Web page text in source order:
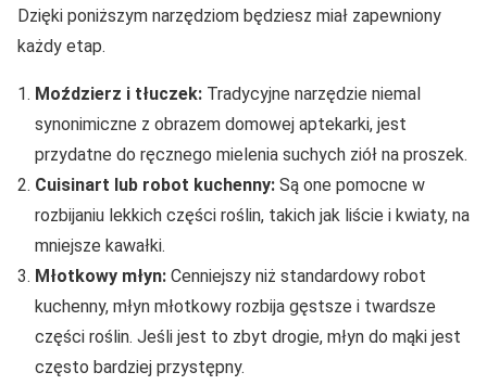
Dzięki poniższym narzędziom będziesz miał zapewniony
każdy etap.
Moździerz i tłuczek: Tradycyjne narzędzie niemal
synonimiczne z obrazem domowej aptekarki, jest
przydatne do ręcznego mielenia suchych ziół na proszek.
Cuisinart lub robot kuchenny: Są one pomocne w
rozbijaniu lekkich części roślin, takich jak liście i kwiaty, na
mniejsze kawałki.
Młotkowy młyn: Cenniejszy niż standardowy robot
kuchenny, młyn młotkowy rozbija gęstsze i twardsze
części roślin. Jeśli jest to zbyt drogie, młyn do mąki jest
często bardziej przystępny.